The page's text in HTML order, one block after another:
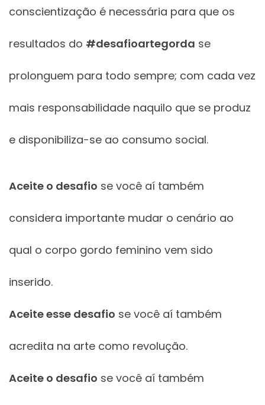
conscientização é necessária para que os
resultados do #desafioartegorda se
prolonguem para todo sempre; com cada vez
mais responsabilidade naquilo que se produz
e disponibiliza-se ao consumo social.
Aceite o desafio se você aí também
considera importante mudar o cenário ao
qual o corpo gordo feminino vem sido
inserido.
Aceite esse desafio se você aí também
acredita na arte como revolução.
Aceite o desafio se você aí também